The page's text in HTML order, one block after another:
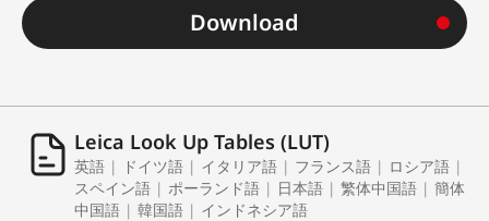
Download
Leica Look Up Tables (LUT)
英語 | ドイツ語 | イタリア語 | フランス語 | ロシア語 |
スペイン語 | ポーランド語 | 日本語 | 繁体中国語 | 簡体
中国語 | 韓国語 | インドネシア語